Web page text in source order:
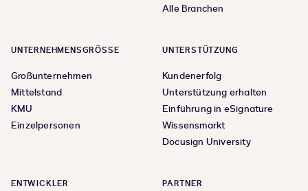
Alle Branchen
UNTERNEHMENSGRÖSSE
Großunternehmen
Mittelstand
KMU
Einzelpersonen
UNTERSTÜTZUNG
Kundenerfolg
Unterstützung erhalten
Einführung in eSignature
Wissensmarkt
Docusign University
ENTWICKLER PARTNER